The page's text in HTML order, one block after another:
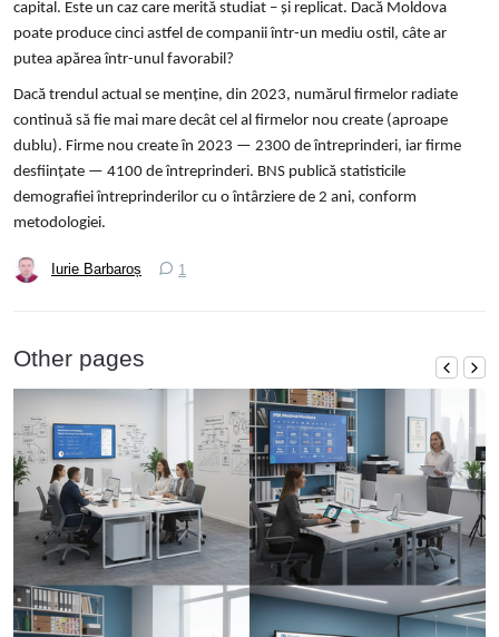
capital. Este un caz care merită studiat – și replicat. Dacă Moldova
poate produce cinci astfel de companii într-un mediu ostil, câte ar
putea apărea într-unul favorabil?
Dacă trendul actual se menține, din 2023, numărul firmelor radiate
continuă să fie mai mare decât cel al firmelor nou create (aproape
dublu). Firme nou create în 2023 — 2300 de întreprinderi, iar firme
desființate — 4100 de întreprinderi. BNS publică statisticile
demografiei întreprinderilor cu o întârziere de 2 ani, conform
metodologiei.
Iurie Barbaroș 1
Other pages